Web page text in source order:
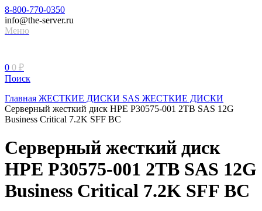
8-800-770-0350
info@the-server.ru
Меню
0 0 ₽
Поиск
Главная ЖЕСТКИЕ ДИСКИ SAS ЖЕСТКИЕ ДИСКИ
Серверный жесткий диск HPE P30575-001 2TB SAS 12G
Business Critical 7.2K SFF BC
Серверный жесткий диск
HPE P30575-001 2TB SAS 12G
Business Critical 7.2K SFF BC